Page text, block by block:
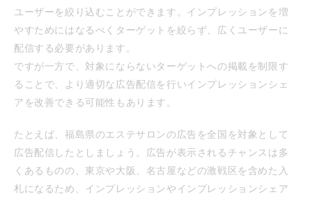
ユーザーを絞り込むことができます。インプレッションを増
やすためにはなるべくターゲットを絞らず、広くユーザーに
配信する必要があります。
ですが一方で、対象にならないターゲットへの掲載を制限す
ることで、より適切な広告配信を行いインプレッションシェ
アを改善できる可能性もあります。
たとえば、福島県のエステサロンの広告を全国を対象として
広告配信したとしましょう。広告が表示されるチャンスは多
くあるものの、東京や大阪、名古屋などの激戦区を含めた入
札になるため、インプレッションやインプレッションシェア